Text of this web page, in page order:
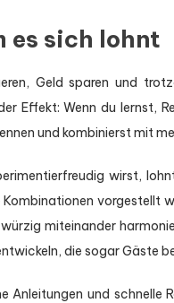
es sich lohnt
Geld sparen und
Effekt: Wenn du lernst,
und kombinierst mit
wirst,
vorgestellt
miteinander
die sogar Gäste
Anleitungen und schnelle